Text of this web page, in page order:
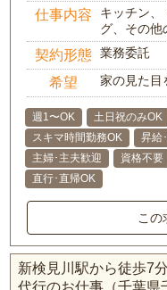
仕事内容
キッチン、
グ、その他
契約形態 業務委託
希望 家の見た目
週1〜OK 土日祝のみOK
スキマ時間勤務OK
昇給
主婦･主夫歓迎
資格不要
直行･直帰OK
この
新検見川駅から徒歩7
代行のお仕事（千葉県